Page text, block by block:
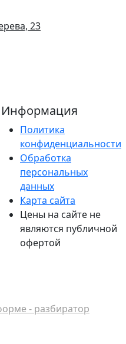
23
Информация
Политика
конфиденциальности
Обработка
персональных
данных
Карта сайта
Цены на сайте не
являются публичной
офертой
- разбиратор